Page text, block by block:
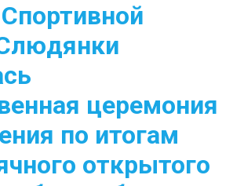
церемония
по итогам
открытого